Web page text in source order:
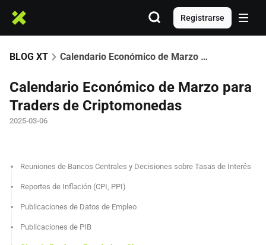
Registrarse
BLOG XT Calendario Económico de Marzo para Traders de Criptomonedas
Calendario Económico de Marzo para
Traders de Criptomonedas
2025-03-06
Reuniones de Bancos Centrales y Decisiones sobre Tasas de Interés
Reportes de Inflación (CPI, PPI)
Publicaciones de Datos de Empleo
Publicaciones de PIB